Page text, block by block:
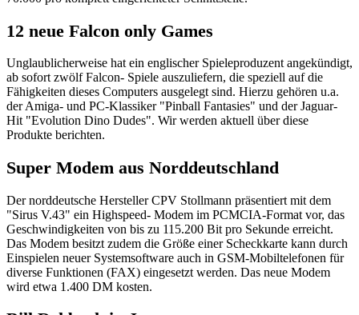
12 neue Falcon only Games
Unglaublicherweise hat ein englischer Spieleproduzent angekündigt,
ab sofort zwölf Falcon- Spiele auszuliefern, die speziell auf die
Fähigkeiten dieses Computers ausgelegt sind. Hierzu gehören u.a.
der Amiga- und PC-Klassiker "Pinball Fantasies" und der Jaguar-
Hit "Evolution Dino Dudes". Wir werden aktuell über diese
Produkte berichten.
Super Modem aus Norddeutschland
Der norddeutsche Hersteller CPV Stollmann präsentiert mit dem
"Sirus V.43" ein Highspeed- Modem im PCMCIA-Format vor, das
Geschwindigkeiten von bis zu 115.200 Bit pro Sekunde erreicht.
Das Modem besitzt zudem die Größe einer Scheckkarte kann durch
Einspielen neuer Systemsoftware auch in GSM-Mobiltelefonen für
diverse Funktionen (FAX) eingesetzt werden. Das neue Modem
wird etwa 1.400 DM kosten.